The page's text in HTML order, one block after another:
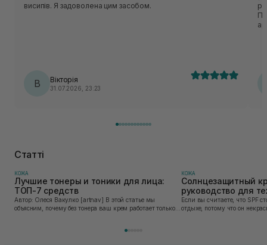
висипів. Я задоволена цим засобом.
В Вікторія
31.07.2026, 23:23
Статті
КОЖА
Лучшие тонеры и тоники для лица:
ТОП-7 средств
Автор: Олеся Вакулко [artnav] В этой статье мы
объясним, почему без тонера ваш крем работает только
КОЖА
Солнцезащитный
руководство для
привык его
Если вы считаете, что SPF
отдыхе, потому что он